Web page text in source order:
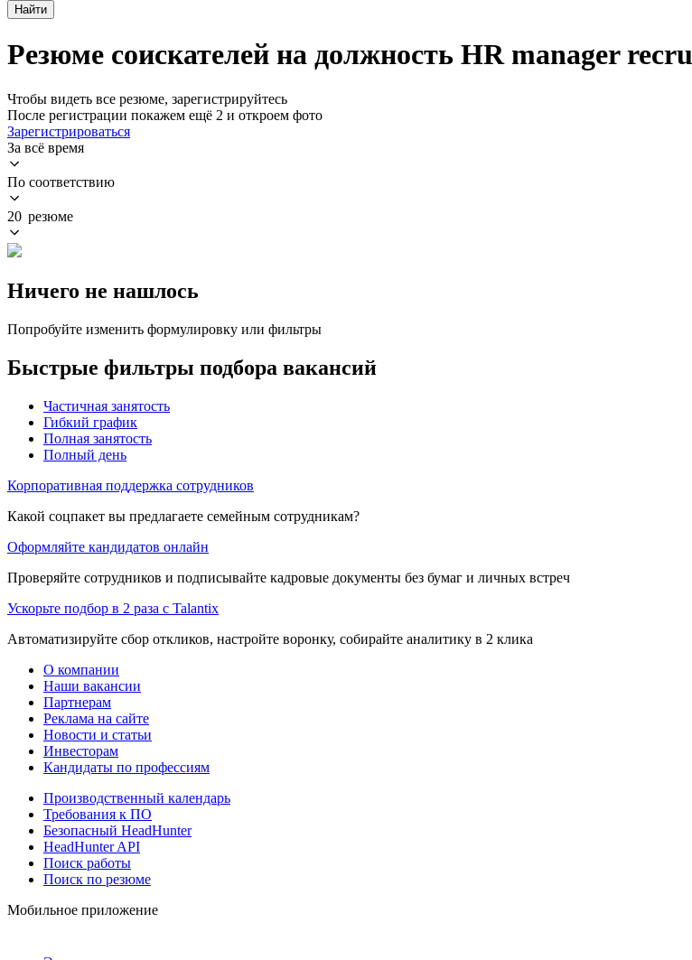
Найти
Резюме соискателей на должность HR manager
Чтобы видеть все резюме, зарегистрируйтесь
После регистрации покажем ещё 2 и откроем фото
Зарегистрироваться
За всё время
По соответствию
20 резюме
Ничего не нашлось
Попробуйте изменить формулировку или фильтры
Быстрые фильтры подбора вакансий
Частичная занятость
Гибкий график
Полная занятость
Полный день
Корпоративная поддержка сотрудников
Какой соцпакет вы предлагаете семейным сотрудникам?
Оформляйте кандидатов онлайн
Проверяйте сотрудников и подписывайте кадровые документы без бумаг и личных встреч
Ускорьте подбор в 2 раза с Talantix
Автоматизируйте сбор откликов, настройте воронку, собирайте аналитику в 2 клика
О компании
Наши вакансии
Партнерам
Реклама на сайте
Новости и статьи
Инвесторам
Кандидаты по профессиям
Производственный календарь
Требования к ПО
Безопасный HeadHunter
HeadHunter API
Поиск работы
Поиск по резюме
Мобильное приложение